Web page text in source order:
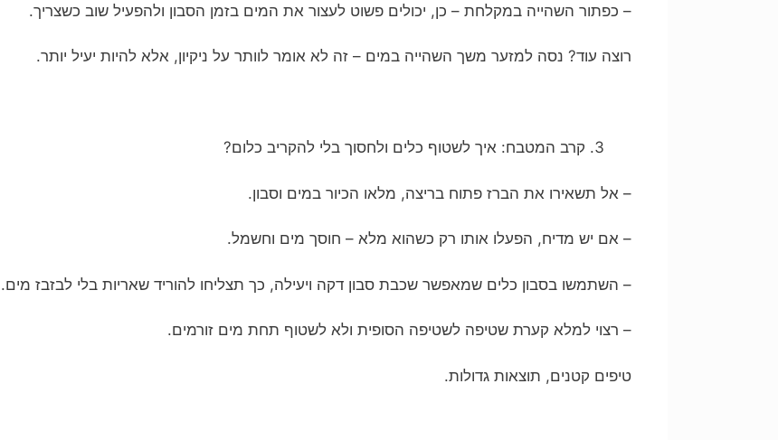
– כפתור השהייה במקלחת – כן, יכולים פשוט לעצור את המים בזמן הסבון ולהפעיל שוב כשצריך.
רוצה עוד? נסה למזער משך השהייה במים – זה לא אומר לוותר על ניקיון, אלא להיות יעיל יותר.
קרב המטבח: איך לשטוף כלים ולחסוך בלי להקריב כלום?
– אל תשאירו את הברז פתוח בריצה, מלאו הכיור במים וסבון.
– אם יש מדיח, הפעלו אותו רק כשהוא מלא – חוסך מים וחשמל.
– השתמשו בסבון כלים שמאפשר שכבת סבון דקה ויעילה, כך תצליחו להוריד שאריות בלי לבזבז מים.
– רצוי למלא קערת שטיפה לשטיפה הסופית ולא לשטוף תחת מים זורמים.
טיפים קטנים, תוצאות גדולות.